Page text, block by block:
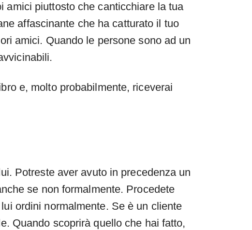
amici piuttosto che canticchiare la tua
affascinante che ha catturato il tuo
amici. Quando le persone sono ad un
e, molto probabilmente, riceverai
Potreste aver avuto in precedenza un
se non formalmente. Procedete
ordini normalmente. Se è un cliente
Quando scoprirà quello che hai fatto,